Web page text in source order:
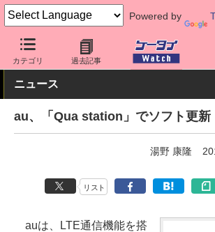
Powered by
カテゴリ 過去記事
ケータイ Watch キャリア au ソフト更新
ニュース
au、「Qua station」でソフト更新
湯野 康隆
リスト
auは、LTE通信機能を搭